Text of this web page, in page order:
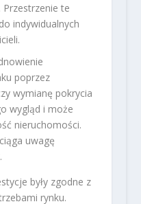
te
indywidualnych
poprzez
wymianę pokrycia
wygląd i może
nieruchomości.
uwagę
były zgodne z
rynku.